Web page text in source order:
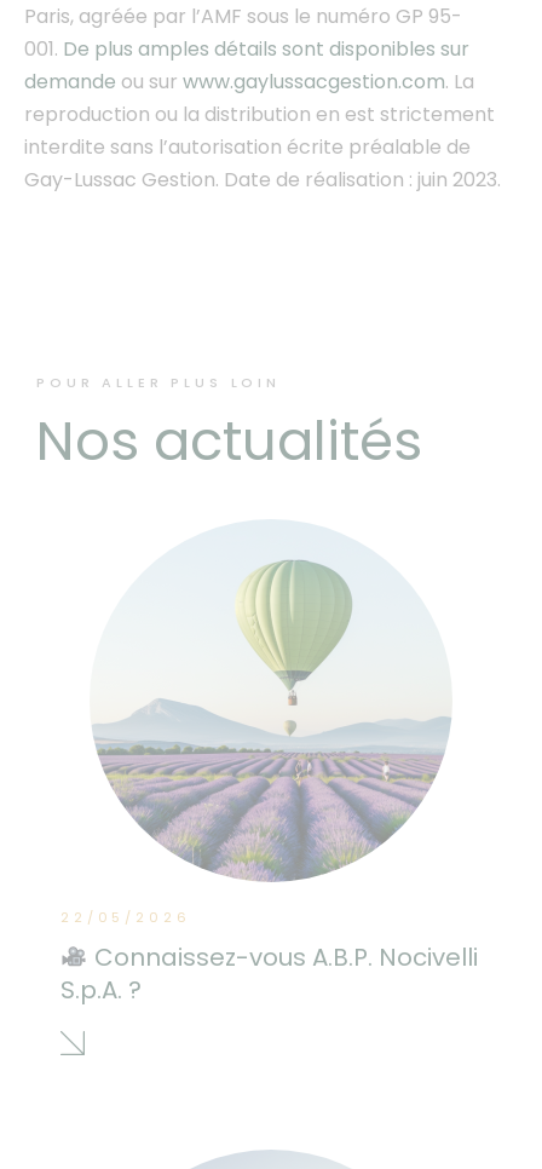
Paris, agréée par l’AMF sous le numéro GP 95-
001. De plus amples détails sont disponibles sur
demande ou sur www.gaylussacgestion.com. La
reproduction ou la distribution en est strictement
interdite sans l’autorisation écrite préalable de
Gay-Lussac Gestion. Date de réalisation : juin 2023.
POUR ALLER PLUS LOIN
Nos actualités
22/05/2026
Connaissez-vous A.B.P. Nocivelli
S.p.A. ?